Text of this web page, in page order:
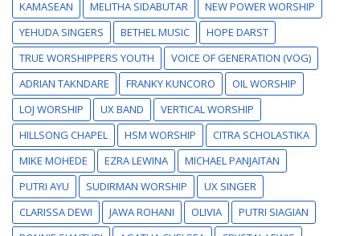
KAMASEAN
MELITHA SIDABUTAR
NEW POWER WORSHIP
YEHUDA SINGERS
BETHEL MUSIC
HOPE DARST
TRUE WORSHIPPERS YOUTH
VOICE OF GENERATION (VOG)
ADRIAN TAKNDARE
FRANKY KUNCORO
OIL WORSHIP
LOJ WORSHIP
UX BAND
VERTICAL WORSHIP
HILLSONG CHAPEL
HSM WORSHIP
CITRA SCHOLASTIKA
MIKE MOHEDE
EZRA LEWINA
MICHAEL PANJAITAN
PUTRI AYU
SUDIRMAN WORSHIP
UX SINGER
CLARISSA DEWI
JAWA ROHANI OLIVIA
PUTRI SIAGIAN